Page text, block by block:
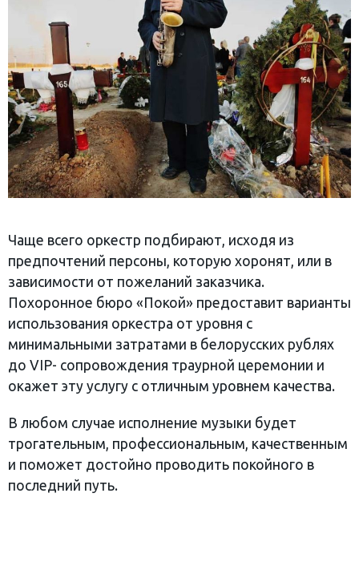
Чаще всего оркестр подбирают, исходя из
предпочтений персоны, которую хоронят, или в
зависимости от пожеланий заказчика.
Похоронное бюро «Покой» предоставит варианты
использования оркестра от уровня с
минимальными затратами в белорусских рублях
до VIP- сопровождения траурной церемонии и
окажет эту услугу с отличным уровнем качества.
В любом случае исполнение музыки будет
трогательным, профессиональным, качественным
и поможет достойно проводить покойного в
последний путь.